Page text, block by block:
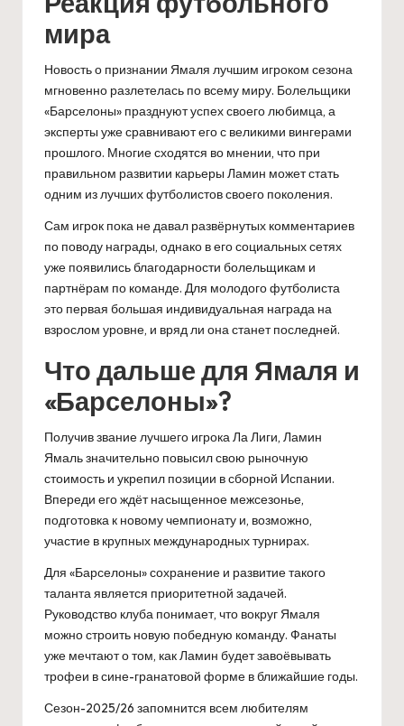
мира
Новость о признании Ямаля лучшим игроком сезона
мгновенно разлетелась по всему миру. Болельщики
«Барселоны» празднуют успех своего любимца, а
эксперты уже сравнивают его с великими вингерами
прошлого. Многие сходятся во мнении, что при
правильном развитии карьеры Ламин может стать
одним из лучших футболистов своего поколения.
Сам игрок пока не давал развёрнутых комментариев
по поводу награды, однако в его социальных сетях
уже появились благодарности болельщикам и
партнёрам по команде. Для молодого футболиста
это первая большая индивидуальная награда на
взрослом уровне, и вряд ли она станет последней.
Что дальше для Ямаля и
«Барселоны»?
Получив звание лучшего игрока Ла Лиги, Ламин
Ямаль значительно повысил свою рыночную
стоимость и укрепил позиции в сборной Испании.
Впереди его ждёт насыщенное межсезонье,
подготовка к новому чемпионату и, возможно,
участие в крупных международных турнирах.
Для «Барселоны» сохранение и развитие такого
таланта является приоритетной задачей.
Руководство клуба понимает, что вокруг Ямаля
можно строить новую победную команду. Фанаты
уже мечтают о том, как Ламин будет завоёвывать
трофеи в сине-гранатовой форме в ближайшие годы.
Сезон-2025/26 запомнится всем любителям